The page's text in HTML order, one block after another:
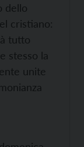
dello
cristiano:
tutto
stesso la
unite